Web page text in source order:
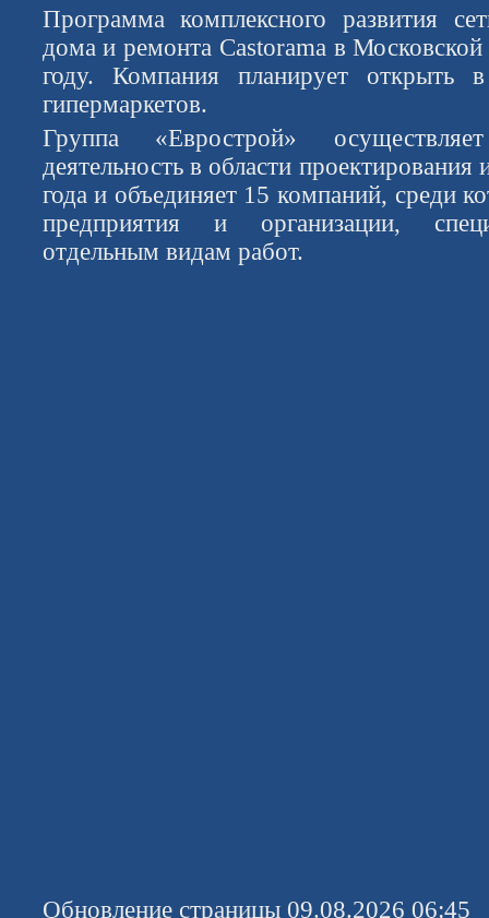
Программа комплексного развития
дома и ремонта Castorama в Московской
году. Компания планирует открыть
гипермаркетов.
Группа «Еврострой»
деятельность в области проектирования
года и объединяет 15 компаний, среди
предприятия и организации,
отдельным видам работ.
Обновление страницы 09.08.2026 06:45